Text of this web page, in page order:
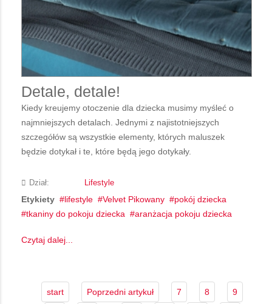
Detale, detale!
Kiedy kreujemy otoczenie dla dziecka musimy myśleć o
najmniejszych detalach. Jednymi z najistotniejszych
szczegółów są wszystkie elementy, których maluszek
będzie dotykał i te, które będą jego dotykały.
Dział: Lifestyle
Etykiety lifestyle Velvet Pikowany
pokój dziecka
tkaniny do pokoju dziecka
aranżacja pokoju dziecka
Czytaj dalej...
start Poprzedni artykuł 7 8 9